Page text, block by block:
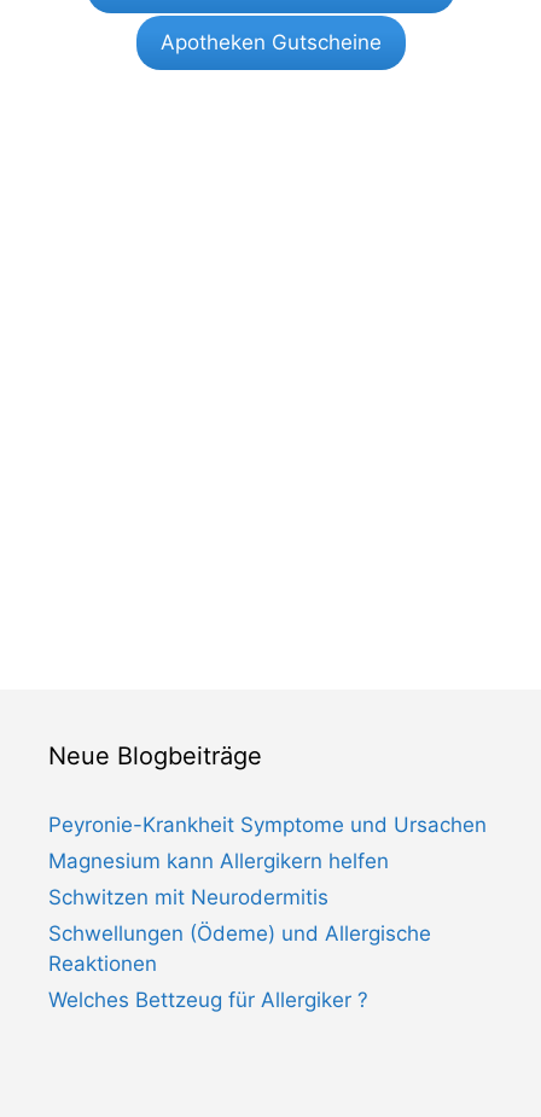
Apotheken Gutscheine
Neue Blogbeiträge
Peyronie-Krankheit Symptome und Ursachen
Magnesium kann Allergikern helfen
Schwitzen mit Neurodermitis
Schwellungen (Ödeme) und Allergische
Reaktionen
Welches Bettzeug für Allergiker ?